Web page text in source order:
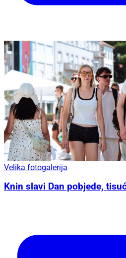
Velika fotogalerija
Knin slavi Dan pobjede,